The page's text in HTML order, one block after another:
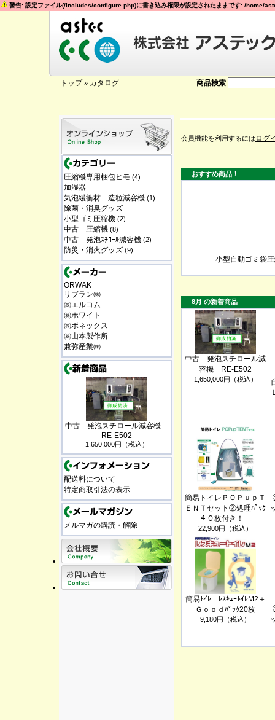
警告: 設定ファイル(/includes/configure.php)に書き込み権限が設定されたままです: /
トップ» カタログ 商品検索
圧縮機専用梱包ヒモ (4)
加湿器
気泡緩衝材 造粒減容機 (1)
除菌・消臭グッズ
小型ゴミ圧縮機 (2)
中古 圧縮機 (8)
中古 発泡ｽﾁﾛｰﾙ減容機 (2)
防災・消火グッズ (9)
ORWAK
リブラン㈱
㈱エルコム
㈱ホワイト
㈱ボネックス
㈱山本製作所
兼弥産業㈱
中古 発泡スチロール減容機
RE-E502
1,650,000円（税込）
配送料について
特定商取引法の表示
メルマガの購読・解除
会員機能を利用するには ログ
おすすめ商品！
小型自動ゴミ袋
8月 の新着商品
中古 発泡スチロール減
容機 RE-E502
1,650,000円（税込）
簡易トイレＰＯＰｕｐＴ
ＥＮＴセット②処理ﾊﾟｯｸ
４０枚付き！
22,900円（税込）
簡易ﾄｲﾚ ﾚｽｷｭｰﾄｲﾚM2＋
Ｇｏｏｄﾊﾟｯｸ20枚
9,180円（税込）